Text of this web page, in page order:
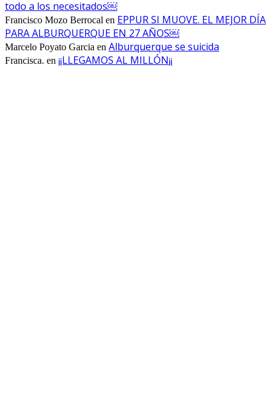
todo a los necesitados￼
Francisco Mozo Berrocal en EPPUR SI MUOVE. EL MEJOR DÍA
PARA ALBURQUERQUE EN 27 AÑOS￼
Marcelo Poyato Garcia en Alburquerque se suicida
Francisca. en ¡¡LLEGAMOS AL MILLÓN¡¡